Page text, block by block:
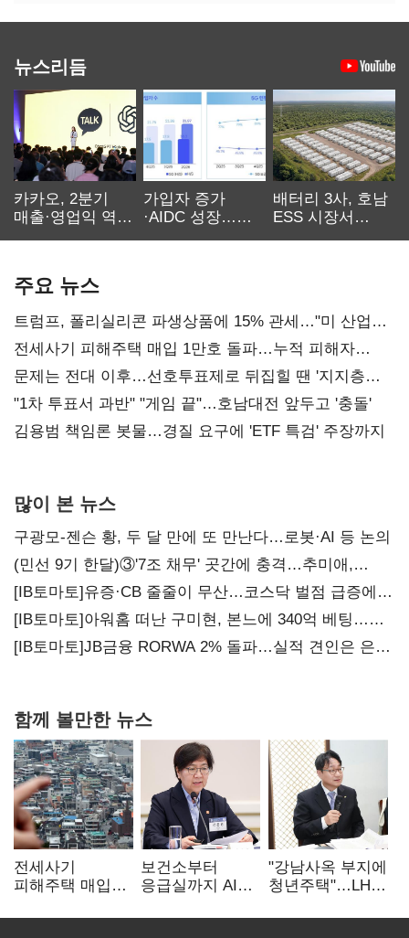
뉴스리듬
카카오, 2분기
매출·영업익 역대
가입자 증가
·AIDC 성장…
배터리 3사, 호남
ESS 시장서
주요 뉴스
트럼프, 폴리실리콘 파생상품에 15% 관세…"미 산업
재건"
전세사기 피해주택 매입 1만호 돌파…누적 피해자
4만278명
문제는 전대 이후…선호투표제로 뒤집힐 땐 '지지층
불복'
"1차 투표서 과반" "게임 끝"…호남대전 앞두고 '충돌'
김용범 책임론 봇물…경질 요구에 'ETF 특검' 주장까지
많이 본 뉴스
구광모-젠슨 황, 두 달 만에 또 만난다…로봇·AI 등 논의
(민선 9기 한달)③'7조 채무' 곳간에 충격…추미애,
20년만에 '비상재정' 선언 승부수
[IB토마토]유증·CB 줄줄이 무산…코스닥 벌점 급증에
상폐 압박
[IB토마토]아워홈 떠난 구미현, 본느에 340억 베팅…
가족 지배체제 구축
[IB토마토]JB금융 RORWA 2% 돌파…실적 견인은 은행
함께 볼만한 뉴스
전세사기
피해주택 매입
누적 피해자
보건소부터
응급실까지 AI
혁신 본격화
"강남사옥 부지에
청년주택"…LH도